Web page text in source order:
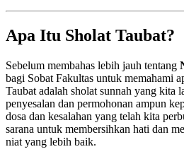
Apa Itu Sholat Taubat?
Sebelum membahas lebih jauh tentang
bagi Sobat Fakultas untuk memahami
Taubat adalah sholat sunnah yang kita
penyesalan dan permohonan ampun
dosa dan kesalahan yang telah kita
sarana untuk membersihkan hati dan
niat yang lebih baik.